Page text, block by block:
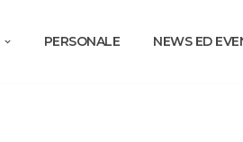
PERSONALE NEWS ED